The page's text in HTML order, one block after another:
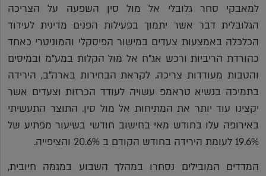
למאבקי סחר גלובלי אל מול סין השפעה על הצריכה
הגלובלית דבר אשר יתמוך בפעילות הפנים מדינית לעידוד
הכלכלה באמצעות צעדים במישור הפיסקלי והמוניטרי כאחד
כהורדת הריביות ורכש אג"ח אל מול הקלות במע"מ ובמיסים
והטבות מעודדות צריכה. לקראת הבחירות בארה"ב, הירידה
בתמיכה בנשיא טראמפ עשויה לעודד הכרזות וצעדים אשר
יקצינו עוד יותר את המתיחות אל מול סין. התוצר התעשיתי
באירופה עלו בחודש מאי בחישוב חודשי בשיעור מפתיע של
19.6% לעומת הירידה בחודש הקודם ב 20.6% והציפייה.
המדדים המובילים נסחרו במהלך השבוע במגמה חיובית,